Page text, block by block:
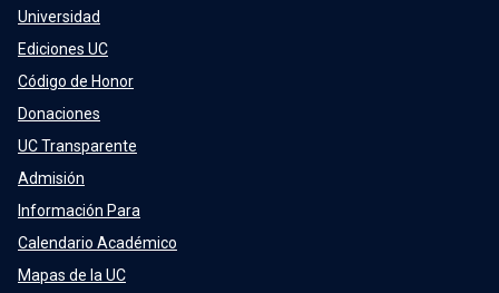
Universidad
Ediciones UC
Código de Honor
Donaciones
UC Transparente
Admisión
Información Para
Calendario Académico
Mapas de la UC